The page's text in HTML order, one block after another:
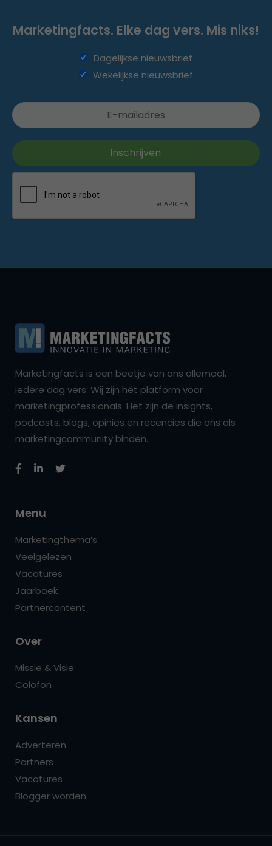
Marketingfacts. Elke dag vers. Mis niks!
Dagelijkse nieuwsbrief
Wekelijkse nieuwsbrief
Marketingfacts is een beetje van ons allemaal,
iedere dag vers. Wij zijn hét platform voor
marketingprofessionals. Het zijn de insights,
podcasts, blogs, opinies en recencies die ons als
marketingcommunity binden.
Menu
Marketingthema’s
Veelgelezen
Vacatures
Jaarboek
Partnercontent
Over
Missie & Visie
Colofon
Kansen
Adverteren
Partners
Vacatures
Blogger worden